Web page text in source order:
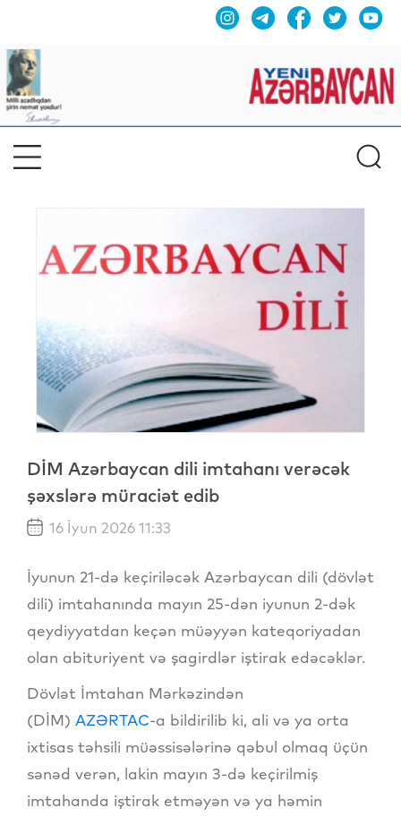
DİM Azərbaycan dili imtahanı verəcək
şəxslərə müraciət edib
16 İyun 2026 11:33
İyunun 21-də keçiriləcək Azərbaycan dili (dövlət
dili) imtahanında mayın 25-dən iyunun 2-dək
qeydiyyatdan keçən müəyyən kateqoriyadan
olan abituriyent və şagirdlər iştirak edəcəklər.
Dövlət İmtahan Mərkəzindən
(DİM) AZƏRTAC-a bildirilib ki, ali və ya orta
ixtisas təhsili müəssisələrinə qəbul olmaq üçün
sənəd verən, lakin mayın 3-də keçirilmiş
imtahanda iştirak etməyən və ya həmin